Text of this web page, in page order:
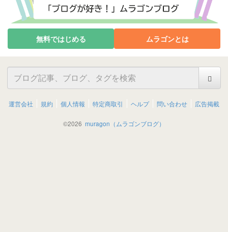
無料ではじめる ムラゴンとは
運営会社 規約 個人情報 特定商取引 ヘルプ 問い合わせ 広告掲載
©2026 muragon（ムラゴンブログ）